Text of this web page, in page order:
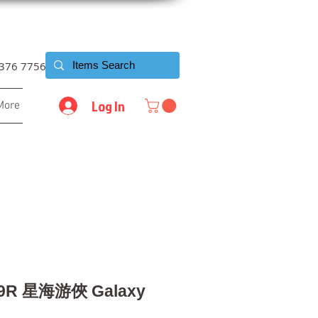
7756
Log In
星海游俠 Galaxy